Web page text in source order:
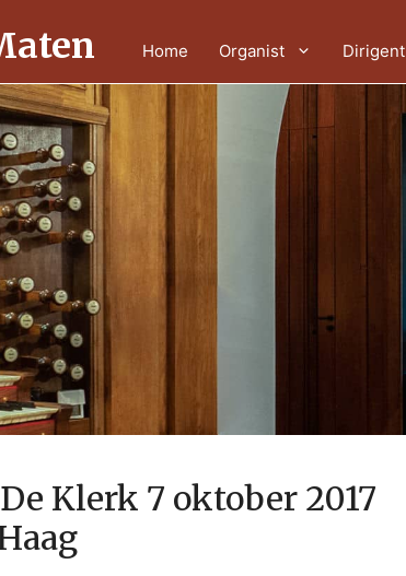
Home Organist Dirigent
Klerk 7 oktober 2017